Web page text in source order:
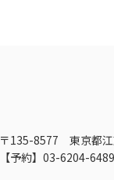
〒135-8577 東京都江
【予約】 03-6204-6489